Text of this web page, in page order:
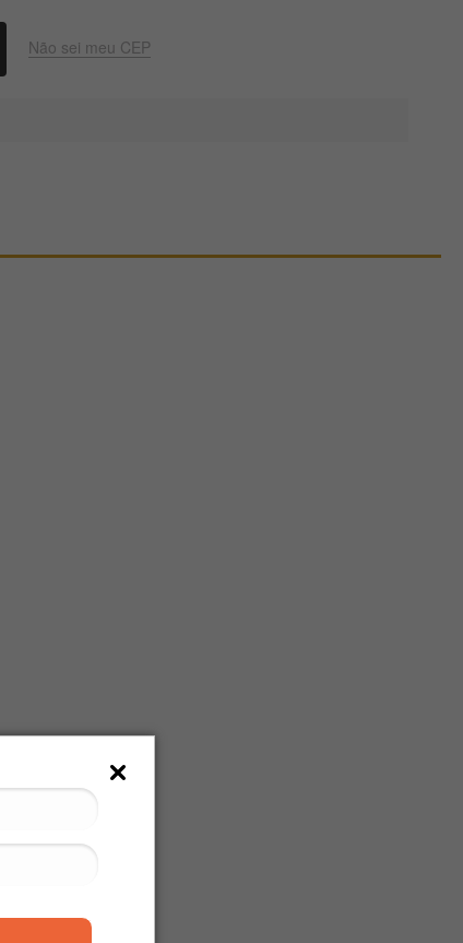
Não sei meu CEP